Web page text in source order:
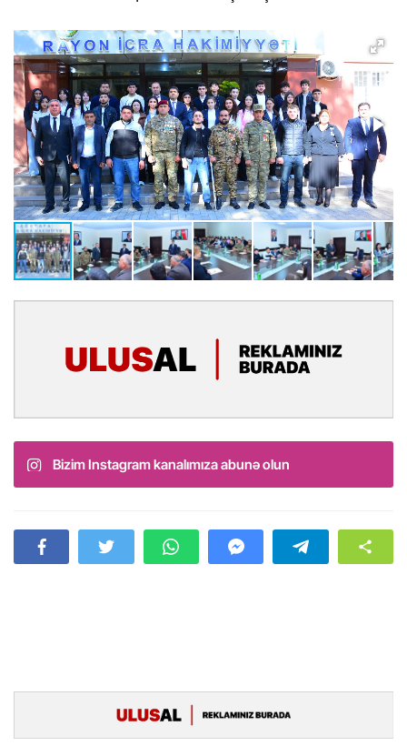
Bizim Instagram kanalımıza abunə olun